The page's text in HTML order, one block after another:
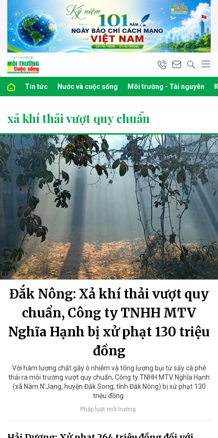
Tin tức Nước và cuộc sống Môi trường - Tài nguyên
xả khí thải vượt quy chuẩn
Đắk Nông: Xả khí thải vượt quy
chuẩn, Công ty TNHH MTV
Nghĩa Hạnh bị xử phạt 130 triệu
đồng
Với hàm lượng chất gây ô nhiễm và tổng lượng bụi từ sấy cà phê
thải ra môi trường vượt quy chuẩn, Công ty TNHH MTV Nghĩa Hạnh
(xã Nâm N'Jang, huyện Đắk Song, tỉnh Đắk Nông) bị xử phạt 130
triệu đồng.
Pháp luật môi trường